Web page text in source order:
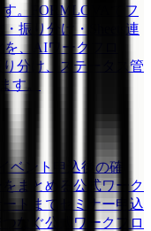
。
FORMLOVAでフ
振り分け・Sheets連
、AIワークフロ
分け、ステータス管
す。
イベント申込後の確
まとめる公式ワーク
トまで
セミナー申込
なぐ公式ワークフロ